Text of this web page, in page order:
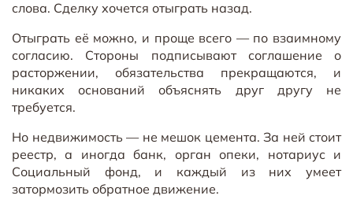
слова. Сделку хочется отыграть назад.
Отыграть её можно, и проще всего — по взаимному
согласию. Стороны подписывают соглашение о
расторжении, обязательства прекращаются, и
никаких оснований объяснять друг другу не
требуется.
Но недвижимость — не мешок цемента. За ней стоит
реестр, а иногда банк, орган опеки, нотариус и
Социальный фонд, и каждый из них умеет
затормозить обратное движение.